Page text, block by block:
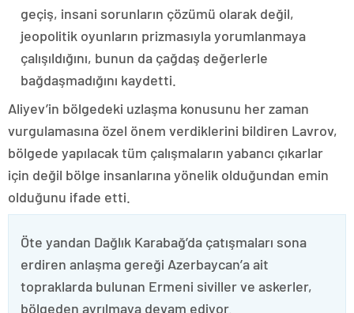
geçiş, insani sorunların çözümü olarak değil,
jeopolitik oyunların prizmasıyla yorumlanmaya
çalışıldığını, bunun da çağdaş değerlerle
bağdaşmadığını kaydetti.
Aliyev’in bölgedeki uzlaşma konusunu her zaman
vurgulamasına özel önem verdiklerini bildiren Lavrov,
bölgede yapılacak tüm çalışmaların yabancı çıkarlar
için değil bölge insanlarına yönelik olduğundan emin
olduğunu ifade etti.
Öte yandan Dağlık Karabağ’da çatışmaları sona
erdiren anlaşma gereği Azerbaycan’a ait
topraklarda bulunan Ermeni siviller ve askerler,
bölgeden ayrılmaya devam ediyor.